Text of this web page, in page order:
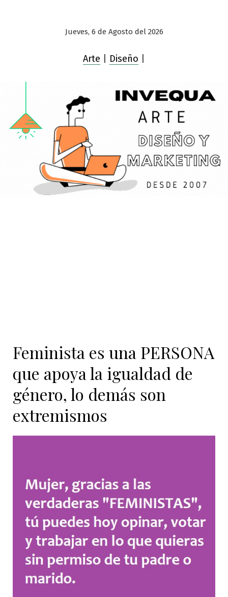
Jueves, 6 de Agosto del 2026
Arte Diseño
Feminista es una PERSONA
que apoya la igualdad de
género, lo demás son
extremismos